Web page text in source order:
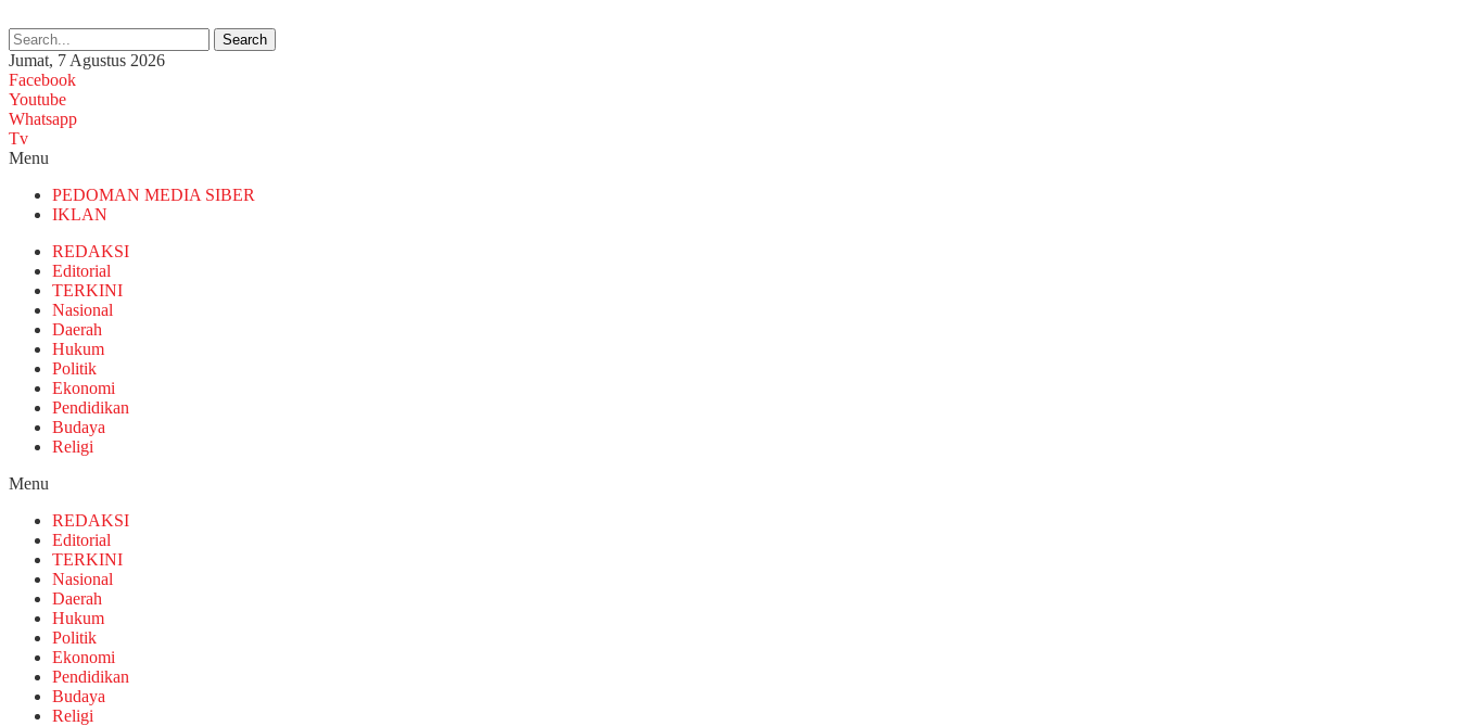
Search
Jumat, 7 Agustus 2026
Facebook
Youtube
Whatsapp
Tv
Menu
PEDOMAN MEDIA SIBER
IKLAN
REDAKSI
Editorial
TERKINI
Nasional
Daerah
Hukum
Politik
Ekonomi
Pendidikan
Budaya
Religi
Menu
REDAKSI
Editorial
TERKINI
Nasional
Daerah
Hukum
Politik
Ekonomi
Pendidikan
Budaya
Religi